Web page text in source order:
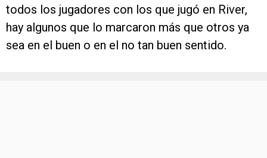
todos los jugadores con los que jugó en River,
hay algunos que lo marcaron más que otros ya
sea en el buen o en el no tan buen sentido.